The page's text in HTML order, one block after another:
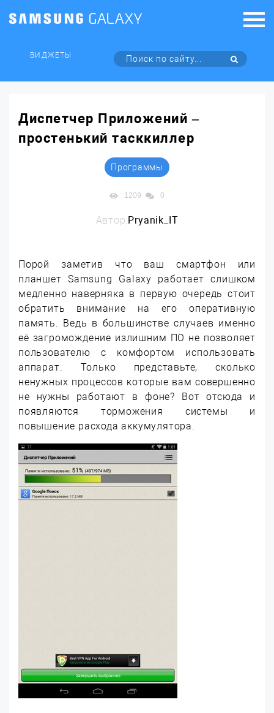
ВИДЖЕТЫ
Диспетчер Приложений –
простенький тасккиллер
Программы
1209 0
Автор:Pryanik_IT
Порой заметив что ваш смартфон или
планшет Samsung Galaxy работает слишком
медленно наверняка в первую очередь стоит
обратить внимание на его оперативную
память. Ведь в большинстве случаев именно
её загромождение излишним ПО не позволяет
пользователю с комфортом использовать
аппарат. Только представьте, сколько
ненужных процессов которые вам совершенно
не нужны работают в фоне? Вот отсюда и
появляются торможения системы и
повышение расхода аккумулятора.